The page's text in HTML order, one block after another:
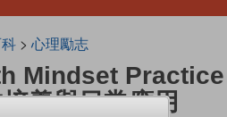
> 心理勵志
Mindset Practice
養與日常應用